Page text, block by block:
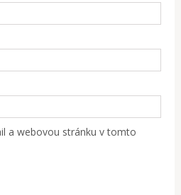
a webovou stránku v tomto